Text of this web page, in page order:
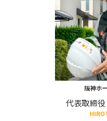
阪神ホ
代表取締役